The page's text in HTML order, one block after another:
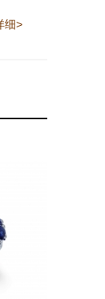
细>